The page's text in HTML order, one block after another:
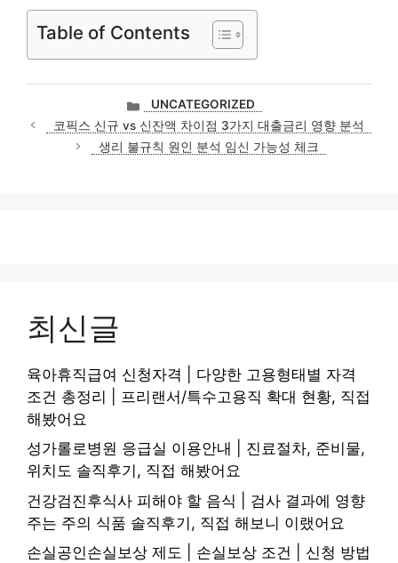
Table of Contents
카
테
고
리
UNCATEGORIZED
코픽스 신규 vs 신잔액 차이점 3가지 대출금리 영향 분석
생리 불규칙 원인 분석 임신 가능성 체크
최신글
육아휴직급여 신청자격 | 다양한 고용형태별 자격
조건 총정리 | 프리랜서/특수고용직 확대 현황, 직접
해봤어요
성가롤로병원 응급실 이용안내 | 진료절차, 준비물,
위치도 솔직후기, 직접 해봤어요
건강검진후식사 피해야 할 음식 | 검사 결과에 영향
주는 주의 식품 솔직후기, 직접 해보니 이랬어요
손실공인손실보상 제도 | 손실보상 조건 | 신청 방법